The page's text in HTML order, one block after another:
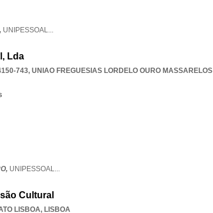
UNIPESSOAL...
Lda
743, UNIAO FREGUESIAS LORDELO OURO MASSARELOS
UNIPESSOAL...
Cultural
LISBOA, LISBOA